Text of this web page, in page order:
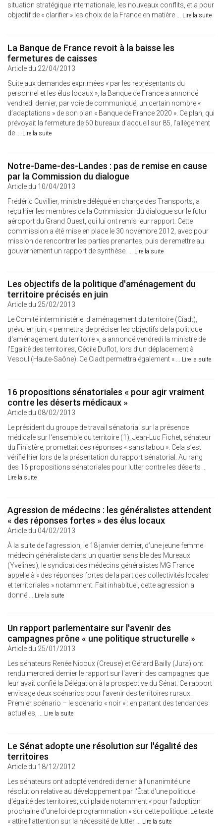
situation stratégique internationale, les nouveaux conflits, et a pour
objectif de « clarifier » les choix de la France en matière ... Lire la suite
La Banque de France revoit à la baisse les
fermetures de caisses
Article du 22/04/2013
Suite aux demandes exprimées « par les représentants du
personnel et les élus locaux », la Banque de France a annoncé
vendredi dernier, par voie de communiqué, un certain nombre «
d’adaptations » de son plan « Banque de France 2020 ». Ce plan, qui
prévoyait la fermeture de 60 bureaux d’accueil sur 85, l’allègement
de ... Lire la suite
Notre-Dame-des-Landes : pas de remise en cause
par la Commission du dialogue
Article du 10/04/2013
Frédéric Cuvillier, ministre délégué en charge des Transports, a
reçu hier les membres de la Commission du dialogue sur le futur
aéroport du Grand Ouest, qui lui ont remis leur rapport. Cette
commission a été mise en place le 30 novembre 2012, avec pour
mission de rencontrer les parties prenantes, puis de remettre au
gouvernement un rapport de synthèse. ... Lire la suite
Les objectifs de la politique d'aménagement du
territoire précisés en juin
Article du 25/02/2013
Le Comité interministériel d'aménagement du territoire (Ciadt),
prévu en juin, « permettra de préciser les objectifs de la politique
d'aménagement du territoire », a annoncé vendredi la ministre de
l'Egalité des territoires, Cécile Duflot, lors d’un déplacement à
Vesoul (Haute-Saône). Ce Ciadt permettra également « ... Lire la suite
16 propositions sénatoriales « pour agir vraiment
contre les déserts médicaux »
Article du 08/02/2013
Le président du groupe de travail sénatorial sur la présence
médicale sur l'ensemble du territoire (1), Jean-Luc Fichet, sénateur
du Finistère, promettait des réponses « sans tabou ». Cela s’est
vérifié hier lors de la présentation du rapport sénatorial. Au rang
des 16 propositions sénatoriales pour lutter contre les déserts ...
Lire la suite
Agression de médecins : les généralistes attendent
« des réponses fortes » des élus locaux
Article du 04/02/2013
À la suite de l’agression, le 18 janvier dernier, d’une jeune femme
médecin généraliste dans un quartier sensible des Mureaux
(Yvelines), le syndicat des médecins généralistes MG France
appelle à « des réponses fortes de la part des collectivités locales
et territoriales » notamment. Fait inhabituel, cette agression a
donné ... Lire la suite
Un rapport parlementaire sur l'avenir des
campagnes prône « une politique structurelle »
Article du 25/01/2013
Les sénateurs Renée Nicoux (Creuse) et Gérard Bailly (Jura) ont
rendu mercredi dernier le rapport sur l'avenir des campagnes que
leur avait confié la Délégation à la prospective du Sénat. Ce rapport
envisage deux scénarios pour l'avenir des territoires ruraux.
Premier scénario – le scenario « noir » : en partant des tendances
actuelles, ... Lire la suite
Le Sénat adopte une résolution sur l'égalité des
territoires
Article du 18/12/2012
Les sénateurs ont adopté vendredi dernier à l’unanimité une
résolution relative au développement par l'État d'une politique
d'égalité des territoires, qui plaide notamment « pour l’adoption
prochaine d’une loi de programmation » sur cette politique. Le texte
« attire l’attention sur la nécessité de lutter ... Lire la suite